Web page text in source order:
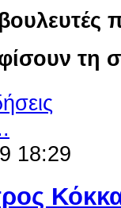
τη
18:29